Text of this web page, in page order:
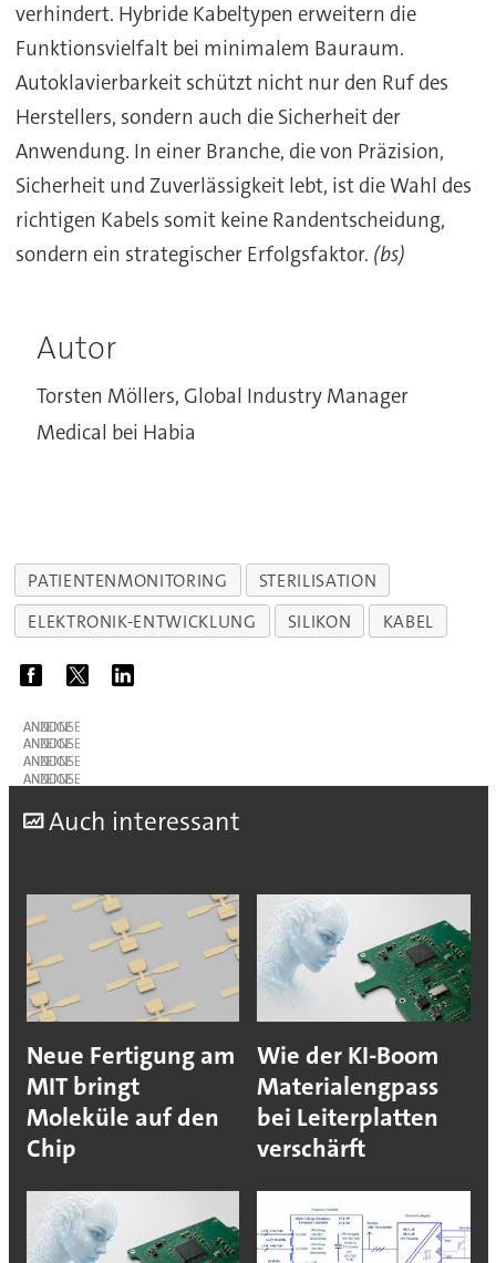
verhindert. Hybride Kabeltypen erweitern die
Funktionsvielfalt bei minimalem Bauraum.
Autoklavierbarkeit schützt nicht nur den Ruf des
Herstellers, sondern auch die Sicherheit der
Anwendung. In einer Branche, die von Präzision,
Sicherheit und Zuverlässigkeit lebt, ist die Wahl des
richtigen Kabels somit keine Randentscheidung,
sondern ein strategischer Erfolgsfaktor. (bs)
Autor
Torsten Möllers, Global Industry Manager
Medical bei Habia
PATIENTENMONITORING
STERILISATION
ELEKTRONIK-ENTWICKLUNG
SILIKON KABEL
ANZEIGE
ANZEIGE
ANZEIGE
ANZEIGE
Auch interessant
Neue Fertigung am
MIT bringt
Moleküle auf den
Chip
Wie der KI-Boom
Materialengpass
bei Leiterplatten
verschärft